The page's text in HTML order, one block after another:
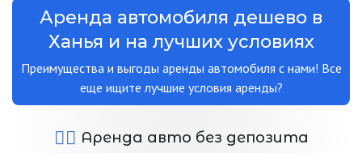
Аренда автомобиля дешево в
Ханья и на лучших условиях
Преимущества и выгоды аренды автомобиля с нами! Все
еще ищите лучшие условия аренды?
Аренда авто без депозита